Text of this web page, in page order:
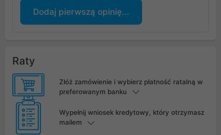
Dodaj pierwszą opinię...
Raty
Złóż zamówienie i wybierz płatność ratalną w
preferowanym banku
Wypełnij wniosek kredytowy, który otrzymasz
mailem